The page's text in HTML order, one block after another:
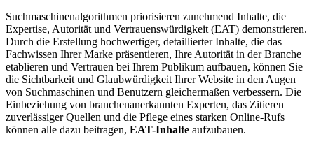
Suchmaschinenalgorithmen priorisieren zunehmend Inhalte, die
Expertise, Autorität und Vertrauenswürdigkeit (EAT) demonstrieren.
Durch die Erstellung hochwertiger, detaillierter Inhalte, die das
Fachwissen Ihrer Marke präsentieren, Ihre Autorität in der Branche
etablieren und Vertrauen bei Ihrem Publikum aufbauen, können Sie
die Sichtbarkeit und Glaubwürdigkeit Ihrer Website in den Augen
von Suchmaschinen und Benutzern gleichermaßen verbessern. Die
Einbeziehung von branchenanerkannten Experten, das Zitieren
zuverlässiger Quellen und die Pflege eines starken Online-Rufs
können alle dazu beitragen, EAT-Inhalte aufzubauen.